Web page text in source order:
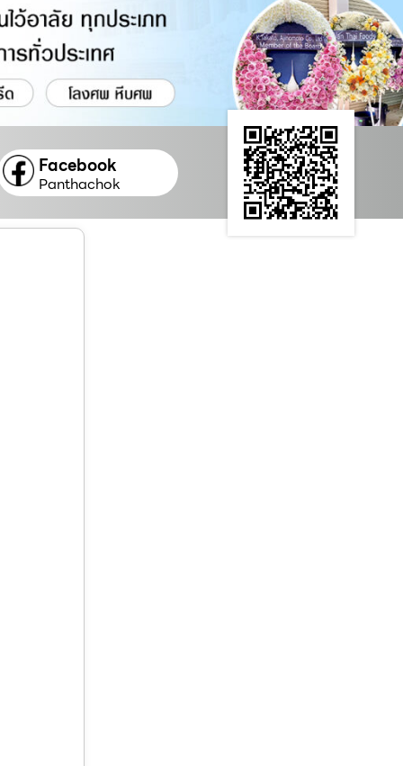
Facebook
Panthachok